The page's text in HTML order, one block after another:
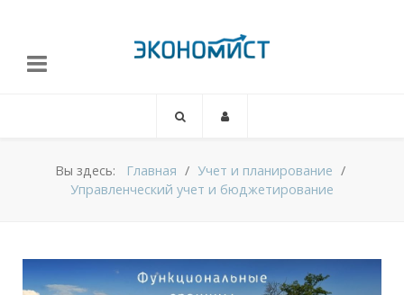
Вы здесь: Главная
Учет и планирование
Управленческий учет и бюджетирование